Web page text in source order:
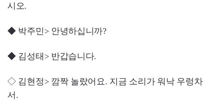
시오.
◆ 박주민> 안녕하십니까?
◆ 김성태> 반갑습니다.
◇ 김현정> 깜짝 놀랐어요. 지금 소리가 워낙 우렁차
서.